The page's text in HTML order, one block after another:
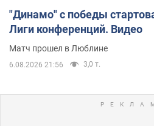
"Динамо" с победы
Лиги конференций. Видео
Матч прошел в Люблине
6.08.2026 21:56 3,0 т.